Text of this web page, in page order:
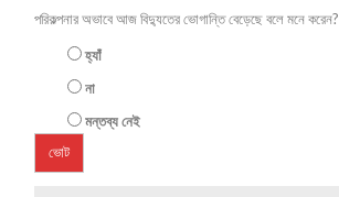
পরিকল্পনার অভাবে আজ বিদ্যুতের ভোগান্তি বেড়েছে বলে মনে করেন?
হ্যাঁ
না
মন্তব্য নেই